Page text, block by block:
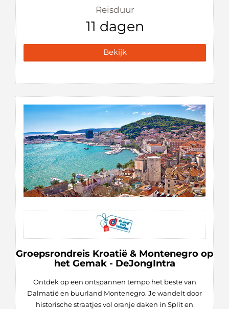
Reisduur
11 dagen
Bekijk
Groepsrondreis Kroatië & Montenegro op
het Gemak - DeJongIntra
Ontdek op een ontspannen tempo het beste van
Dalmatië en buurland Montenegro. Je wandelt door
historische straatjes vol oranje daken in Split en